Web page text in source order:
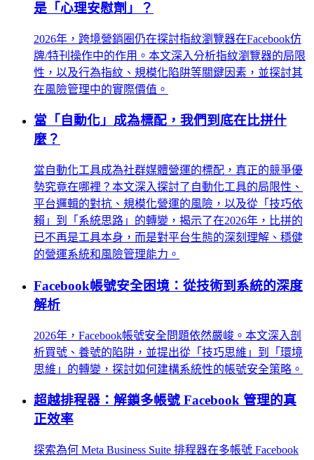
是「心理安慰劑」？
2026年，跨境營銷圈仍在探討指紋瀏覽器在Facebook仿
牌/特刊操作中的作用。本文深入分析指紋瀏覽器的局限
性，以及行為指紋、規模化陷阱等關鍵因素，並探討其
在風險管理中的實際價值。
當「自動化」成為標配，我們到底在比拼什
麼？
當自動化工具成為社群媒體營運的標配，真正的競爭優
勢究竟在哪裡？本文深入探討了自動化工具的局限性、
平台邏輯的對抗、規模化營運的風險，以及從「技巧依
賴」到「系統思路」的轉變，揭示了在2026年，比拼的
已不再是工具本身，而是對平台生態的深刻理解、穩健
的營運系統和風險管理能力。
Facebook帳號安全困境：從技術到系統的深度
解析
2026年，Facebook帳號安全問題依然嚴峻。本文深入剖
析買號、養號的陷阱，並提出從「技巧思維」到「環境
思維」的轉變，探討如何建構系統性的帳號安全策略。
超越排程器：解鎖多帳號 Facebook 管理的真
正效率
探索為何 Meta Business Suite 排程器在多帳號 Facebook